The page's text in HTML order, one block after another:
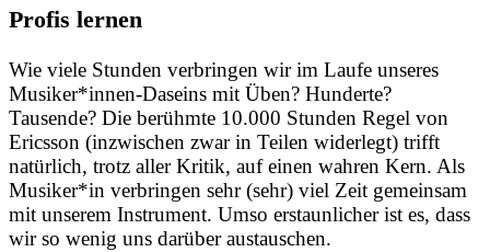
Profis lernen
Wie viele Stunden verbringen wir im Laufe unseres
Musiker*innen-Daseins mit Üben? Hunderte?
Tausende? Die berühmte 10.000 Stunden Regel von
Ericsson (inzwischen zwar in Teilen widerlegt) trifft
natürlich, trotz aller Kritik, auf einen wahren Kern. Als
Musiker*in verbringen sehr (sehr) viel Zeit gemeinsam
mit unserem Instrument. Umso erstaunlicher ist es, dass
wir so wenig uns darüber austauschen.